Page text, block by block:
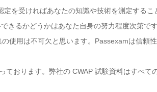
を受ければあなたの知識や技術を測定するこ
きるかどうかはあなた自身の努力程度次第で
使用は不可欠と思います。Passexamは信頼
おります。弊社の CWAP 試験資料はすべて